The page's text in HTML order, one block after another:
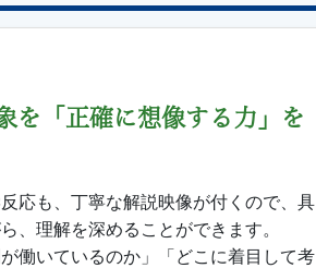
を「正確に想像する力」を
応も、丁寧な解説映像が付くので、具
、理解を深めることができます。
働いているのか」「どこに着目して考